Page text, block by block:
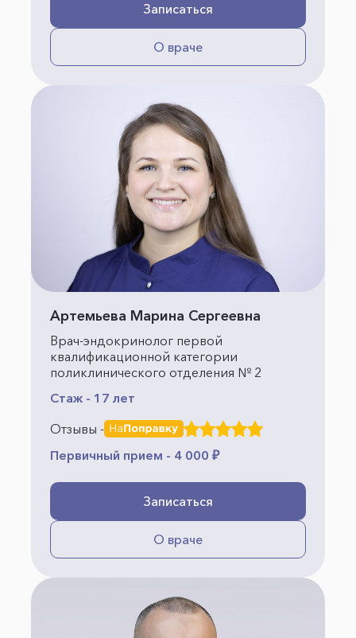
Записаться
О враче
Артемьева Марина Сергеевна
Врач-эндокринолог первой
квалификационной категории
поликлинического отделения № 2
Стаж - 17 лет
Отзывы -
Первичный прием - 4 000 ₽
Записаться
О враче